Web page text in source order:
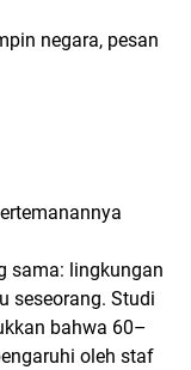
negara, pesan
sama: lingkungan
seseorang. Studi
bahwa 60–
oleh staf